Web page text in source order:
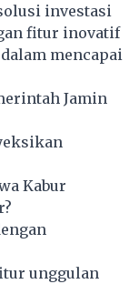
investasi
fitur inovatif
mencapai
Jamin
Kabur
unggulan